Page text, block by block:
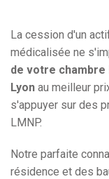
La cession d'un
médicalisée ne
de votre chambre
Lyon au meilleur
s'appuyer sur des
LMNP.
Notre parfaite
résidence et des